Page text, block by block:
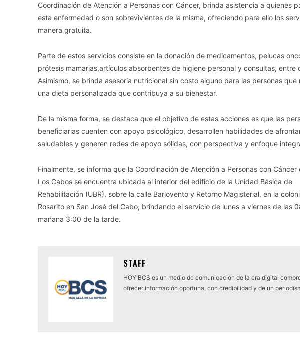
Coordinación de Atención a Personas con Cáncer, brinda asistencia a quienes
esta enfermedad o son sobrevivientes de la misma, ofreciendo para ello los
manera gratuita.
Parte de estos servicios consiste en la donación de medicamentos, pelucas
prótesis mamarias,artículos absorbentes de higiene personal y consultas, entre
Asimismo, se brinda asesoria nutricional sin costo alguno para las personas que
una dieta personalizada que contribuya a su bienestar.
De la misma forma, se destaca que el objetivo de estas acciones es que las
beneficiarias cuenten con apoyo psicológico, desarrollen habilidades de
saludables y generen redes de apoyo sólidas, con perspectiva y enfoque
Finalmente, se informa que la Coordinación de Atención a Personas con Cáncer
Los Cabos se encuentra ubicada al interior del edificio de la Unidad Básica de
Rehabilitación (UBR), sobre la calle Barlovento y Retorno Magisterial, en la
Rosarito en San José del Cabo, brindando el servicio de lunes a viernes de las
mañana 3:00 de la tarde.
STAFF
HOY BCS es un medio de comunicación de la era digital
ofrecer información oportuna, con credibilidad y de un